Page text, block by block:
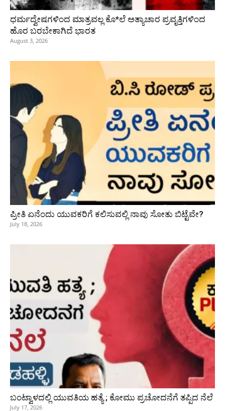
ಧರ್ಮದ್ವೇಷಗಳಿಂದ ಮಾತ್ರವಲ್ಲ ಕೊ*ಲೆ ಅತ್ಯಾಚಾರ ಪ್ರವೃತ್ತಿಗಳಿಂದ
ಹೊರ ಬರಬೇಕಾಗಿದೆ ಭಾರತ
August 3, 2026
ಪ್ರೀತಿ ಏನೆಂದು ಯುವಕರಿಗೆ ಕಲಿಸುವಲ್ಲಿ ನಾವು ಸೋತು ಬಿಟ್ಟೆವೇ?
July 18, 2026
ಬಂಟ್ವಾಳದಲ್ಲಿ ಯುವತಿಯ ಹತ್ಯೆ ; ಕೋಮು ಪ್ರಚೋದನೆಗೆ ತಪ್ಪಿದ ನೆಲೆ
July 17, 2026